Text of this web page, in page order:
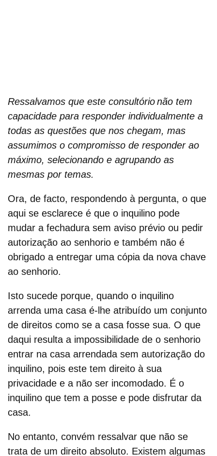
Ressalvamos que este consultório não tem
capacidade para responder individualmente a
todas as questões que nos chegam, mas
assumimos o compromisso de responder ao
máximo, selecionando e agrupando as
mesmas por temas.
Ora, de facto, respondendo à pergunta, o que
aqui se esclarece é que o inquilino pode
mudar a fechadura sem aviso prévio ou pedir
autorização ao senhorio e também não é
obrigado a entregar uma cópia da nova chave
ao senhorio.
Isto sucede porque, quando o inquilino
arrenda uma casa é-lhe atribuído um conjunto
de direitos como se a casa fosse sua. O que
daqui resulta a impossibilidade de o senhorio
entrar na casa arrendada sem autorização do
inquilino, pois este tem direito à sua
privacidade e a não ser incomodado. É o
inquilino que tem a posse e pode disfrutar da
casa.
No entanto, convém ressalvar que não se
trata de um direito absoluto. Existem algumas